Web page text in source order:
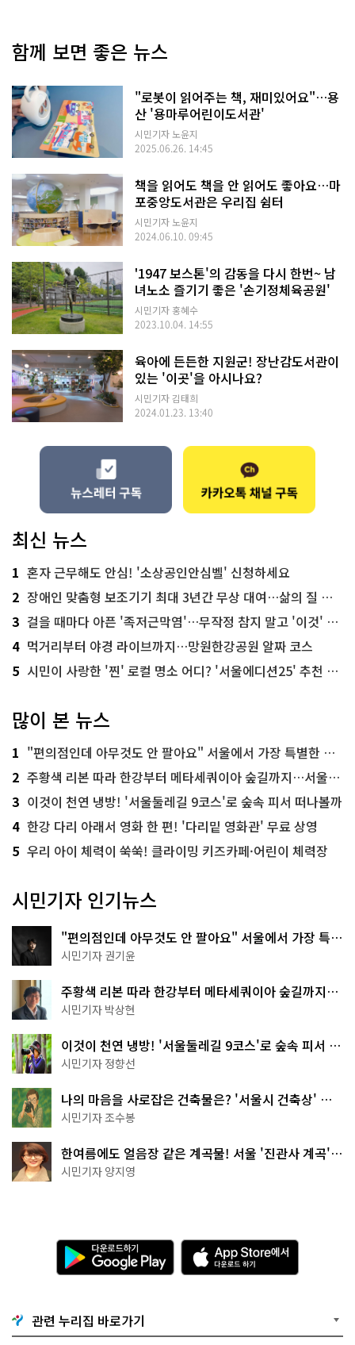
함께 보면 좋은 뉴스
"로봇이 읽어주는 책, 재미있어요"…용
산 '용마루어린이도서관'
시민기자 노윤지
2025.06.26. 14:45
책을 읽어도 책을 안 읽어도 좋아요…마
포중앙도서관은 우리집 쉼터
시민기자 노윤지
2024.06.10. 09:45
'1947 보스톤'의 감동을 다시 한번~ 남
녀노소 즐기기 좋은 '손기정체육공원'
시민기자 홍혜수
2023.10.04. 14:55
육아에 든든한 지원군! 장난감도서관이
있는 '이곳'을 아시나요?
시민기자 김태희
2024.01.23. 13:40
최신 뉴스
1 혼자 근무해도 안심! '소상공인안심벨' 신청하세요
2 장애인 맞춤형 보조기기 최대 3년간 무상 대여…삶의 질 높인다
3 걸을 때마다 아픈 '족저근막염'…무작정 참지 말고 '이것' 해보세요!
4 먹거리부터 야경 라이브까지…망원한강공원 알짜 코스
5 시민이 사랑한 '찐' 로컬 명소 어디? '서울에디션25' 추천 코스
많이 본 뉴스
1 "편의점인데 아무것도 안 팔아요" 서울에서 가장 특별한 편의점의 정체
2 주황색 리본 따라 한강부터 메타세쿼이아 숲길까지…서울둘레길 15코스
3 이것이 천연 냉방! '서울둘레길 9코스'로 숲속 피서 떠나볼까
4 한강 다리 아래서 영화 한 편! '다리밑 영화관' 무료 상영
5 우리 아이 체력이 쑥쑥! 클라이밍 키즈카페·어린이 체력장
시민기자 인기뉴스
"편의점인데 아무것도 안 팔아요" 서울에서 가장 특별
한 편의점의 정체
시민기자 권기윤
주황색 리본 따라 한강부터 메타세쿼이아 숲길까지…
서울둘레길 15코스
시민기자 박상현
이것이 천연 냉방! '서울둘레길 9코스'로 숲속 피서 떠
나볼까
시민기자 정향선
나의 마음을 사로잡은 건축물은? '서울시 건축상' 수
상작 공개!
시민기자 조수봉
한여름에도 얼음장 같은 계곡물! 서울 '진관사 계곡'이
천국이네~
시민기자 양지영
다
운
로
기
G
o
A
p
p
e
관련 누리집 바로가기